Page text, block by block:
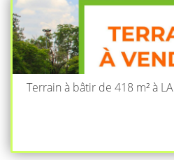
Terrain à bâtir de 418 m² à